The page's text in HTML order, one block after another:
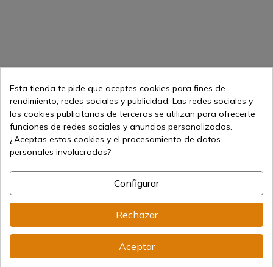
Vendiendo online desde 1998
Métodos de pago seguros
Envíos internacionales
Esta tienda te pide que aceptes cookies para fines de
rendimiento, redes sociales y publicidad. Las redes sociales y
las cookies publicitarias de terceros se utilizan para ofrecerte
funciones de redes sociales y anuncios personalizados.
¿Aceptas estas cookies y el procesamiento de datos
personales involucrados?
Configurar
Rechazar
Aceptar